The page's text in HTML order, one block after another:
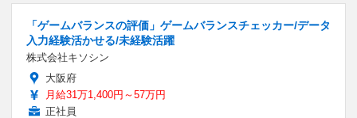
「ゲームバランスの評価」ゲームバランスチェッカー/データ
入力経験活かせる/未経験活躍
株式会社キソシン
大阪府
月給31万1,400円～57万円
正社員